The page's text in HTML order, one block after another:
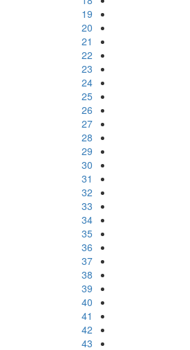
19
20
21
22
23
24
25
26
27
28
29
30
31
32
33
34
35
36
37
38
39
40
41
42
43